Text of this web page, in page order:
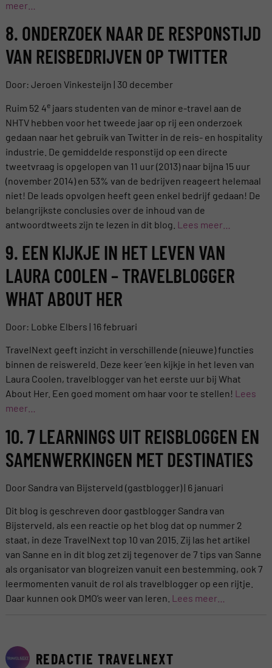
meer…
8. ONDERZOEK NAAR DE RESPONSTIJD
VAN REISBEDRIJVEN OP TWITTER
Door: Jeroen Vinkesteijn | 30 december
Ruim 52 4ejaars studenten van de minor e-travel aan de
NHTV hebben voor het tweede jaar op rij een onderzoek
gedaan naar het gebruik van Twitter in de reis- en hospitality
industrie. De gemiddelde responstijd op een directe
tweetvraag is opgelopen van 11 uur (2013) naar bijna 15 uur
(november 2014) en 53% van de bedrijven reageert helemaal
niet! De leads opvolgen heeft geen enkel bedrijf gedaan! De
belangrijkste conclusies over de inhoud van de
antwoordtweets zijn te lezen in dit blog. Lees meer…
9. EEN KIJKJE IN HET LEVEN VAN
LAURA COOLEN – TRAVELBLOGGER
WHAT ABOUT HER
Door: Lobke Elbers | 16 februari
TravelNext geeft inzicht in verschillende (nieuwe) functies
binnen de reiswereld. Deze keer ‘een kijkje in het leven van
Laura Coolen, travelblogger van het eerste uur bij What
About Her. Een goed moment om haar voor te stellen! Lees
meer…
10. 7 LEARNINGS UIT REISBLOGGEN EN
SAMENWERKINGEN MET DESTINATIES
Door Sandra van Bijsterveld (gastblogger) | 6 januari
Dit blog is geschreven door gastblogger Sandra van
Bijsterveld, als een reactie op het blog dat op nummer 2
staat, in deze TravelNext top 10 van 2015. Zij las het artikel
van Sanne en in dit blog zet zij tegenover de 7 tips van Sanne
als organisator van blogreizen vanuit een bestemming, ook 7
leermomenten vanuit de rol als travelblogger op een rijtje.
Daar kunnen ook DMO’s weer van leren. Lees meer…
REDACTIE TRAVELNEXT